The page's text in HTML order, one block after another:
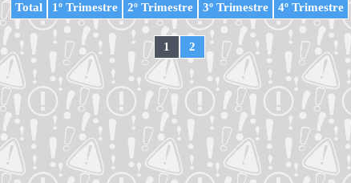
Total 1º Trimestre 2º Trimestre 3º Trimestre 4º Trimestre
1 2